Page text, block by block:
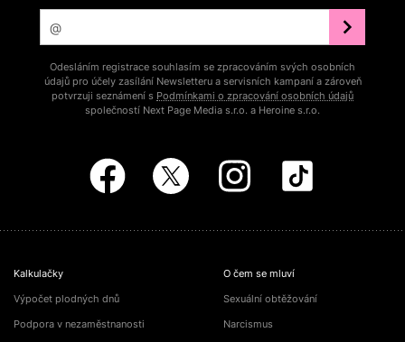
Odesláním registrace souhlasím se zpracováním svých osobních
údajů pro účely zasílání Newsletteru a servisních kampaní a zároveň
potvrzuji seznámení s Podmínkami o zpracování osobních údajů
společností Next Page Media s.r.o. a Heroine s.r.o.
Kalkulačky
Výpočet plodných dnů
Podpora v nezaměstnanosti
O čem se mluví
Sexuální obtěžování
Narcismus